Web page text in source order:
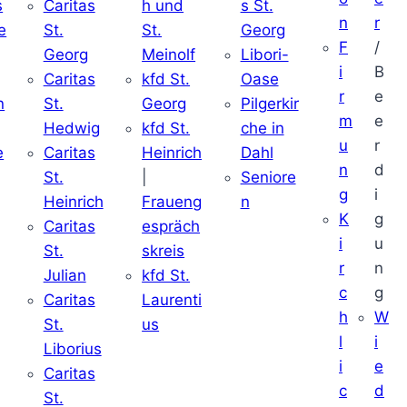
Caritas
St.
Georg
Caritas
St.
Hedwig
Caritas
St.
Heinrich
Caritas
St.
Julian
Caritas
St.
Liborius
Caritas
St.
h und
St.
Meinolf
kfd St.
Georg
kfd St.
Heinrich
Fraueng
espräch
skreis
kfd St.
Laurenti
us
s St.
Georg
Libori-
Oase
Pilgerkir
che in
Dahl
Seniore
n
n
F
i
r
m
u
n
g
K
i
r
c
h
l
i
c
r
/
B
e
e
r
d
i
g
u
n
g
W
i
e
d